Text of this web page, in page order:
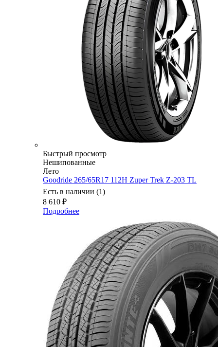
Быстрый просмотр
Нешипованные
Лето
Goodride 265/65R17 112H Zuper Trek Z-203 TL
Есть в наличии (1)
8 610 ₽
Подробнее